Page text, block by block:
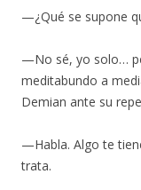
—¿Qué se supone
—No sé, yo solo…
meditabundo a
Demian ante su
—Habla. Algo te
trata.